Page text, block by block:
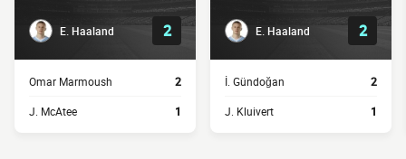
E. Haaland 2
Omar Marmoush 2
J. McAtee 1
E. Haaland 2
İ. Gündoğan 2
J. Kluivert 1